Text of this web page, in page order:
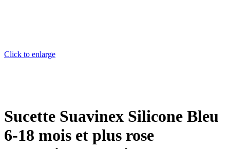
Click to enlarge
Sucette Suavinex Silicone Bleu
6-18 mois et plus rose